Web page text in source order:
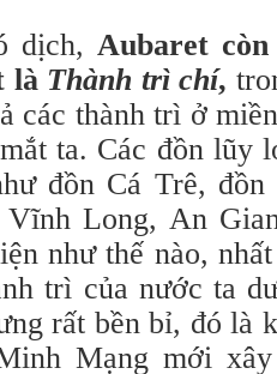
dịch, Aubaret
là Thành trì chí,
các thành trì ở
ta. Các đồn lũy
đồn Cá Trê,
như thế nào,
trì của nước ta
rất bền bỉ, đó là